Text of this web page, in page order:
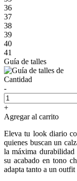
36
37
38
39
40
41
Guía de talles
Cantidad
-
+
Agregar al carrito
Eleva tu look diario
quienes buscan un
la máxima
su acabado en tono
adapta tanto a un